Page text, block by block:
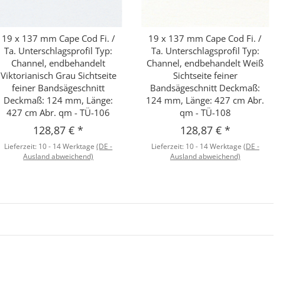
Schnellkauf
19 x 137 mm Cape Cod Fi. /
Ta. Unterschlagsprofil Typ:
Channel, endbehandelt
Viktorianisch Grau Sichtseite
feiner Bandsägeschnitt
Deckmaß: 124 mm, Länge:
427 cm Abr. qm - TÜ-106
128,87 €*
Lieferzeit: 10 - 14 Werktage(DE -
Ausland abweichend)
Schnellkauf
19 x 137 mm Cape Cod Fi. /
Ta. Unterschlagsprofil Typ:
Channel, endbehandelt Weiß
Sichtseite feiner
Bandsägeschnitt Deckmaß:
124 mm, Länge: 427 cm Abr.
qm - TÜ-108
128,87 € *
Lieferzeit: 10 - 14 Werktage (DE -
Ausland abweichend)